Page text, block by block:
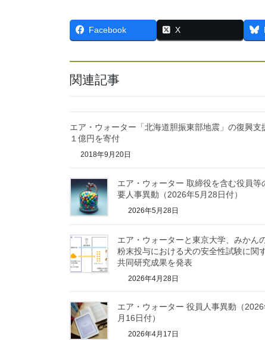
Facebook X
関連記事
エア・ウォーター「北海道胆振東部地震」の復興支
１億円を寄付
2018年9月20日
エア・ウォーター 取締役を含む役員等
要人事異動（2026年5月28日付）
2026年5月28日
エア・ウォーターと東京大学、みかん
粉末投与における犬の安全性試験に関
共同研究成果を発表
2026年4月28日
エア・ウォーター 役員人事異動（
月16日付）
2026年4月17日